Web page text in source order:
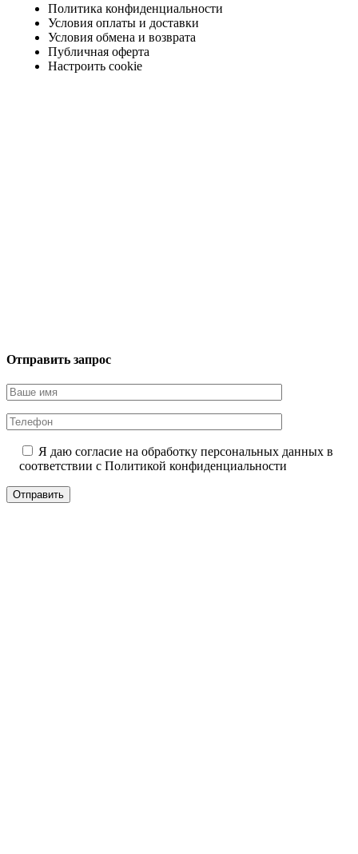
Политика конфиденциальности
Условия оплаты и доставки
Условия обмена и возврата
Публичная оферта
Настроить cookie
Отправить запрос
Я даю согласие на обработку персональных данных в
соответствии с Политикой конфиденциальности